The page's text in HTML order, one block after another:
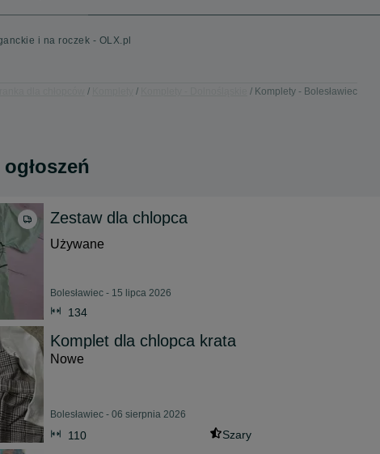
i na roczek - OLX.pl
Komplety - Bolesławiec
Zestaw dla chlopca
Używane
Bolesławiec - 15 lipca 2026
134
Komplet dla chlopca krata
Nowe
Bolesławiec - 06 sierpnia 2026
110 Szary